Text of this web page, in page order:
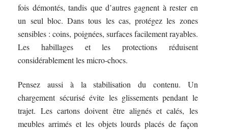
fois démontés, tandis que d’autres gagnent à rester en
un seul bloc. Dans tous les cas, protégez les zones
sensibles : coins, poignées, surfaces facilement rayables.
Les habillages et les protections réduisent
considérablement les micro-chocs.
Pensez aussi à la stabilisation du contenu. Un
chargement sécurisé évite les glissements pendant le
trajet. Les cartons doivent être alignés et calés, les
meubles arrimés et les objets lourds placés de façon